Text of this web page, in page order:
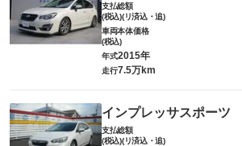
支払総額
(税込)(リ済込・追)
車両本体価格
(税込)
年式2015年
走行7.5万km
インプレッサスポーツ
支払総額
(税込)(リ済込・追)